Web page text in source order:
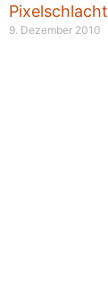
Pixelschlacht
9. Dezember 2010